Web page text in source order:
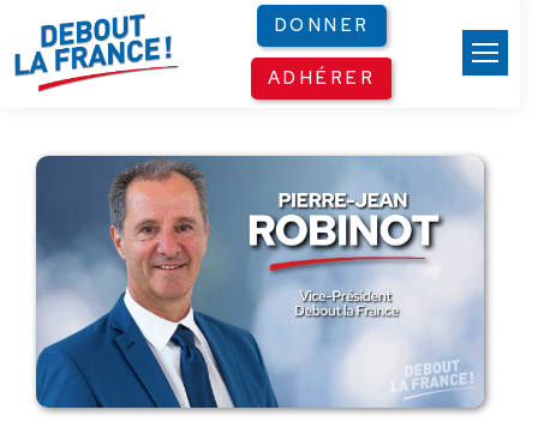
DONNER
ADHÉRER
Panneau de gestion des cookies